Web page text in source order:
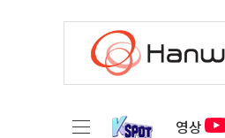
영상